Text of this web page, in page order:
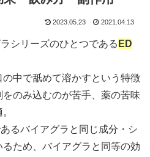
2023.05.23 2021.04.13
シリーズのひとつである ED
の中で舐めて溶かすという特徴
のみ込むのが苦手、薬の苦味
るバイアグラと同じ成分・シ
ため、バイアグラと同等の効